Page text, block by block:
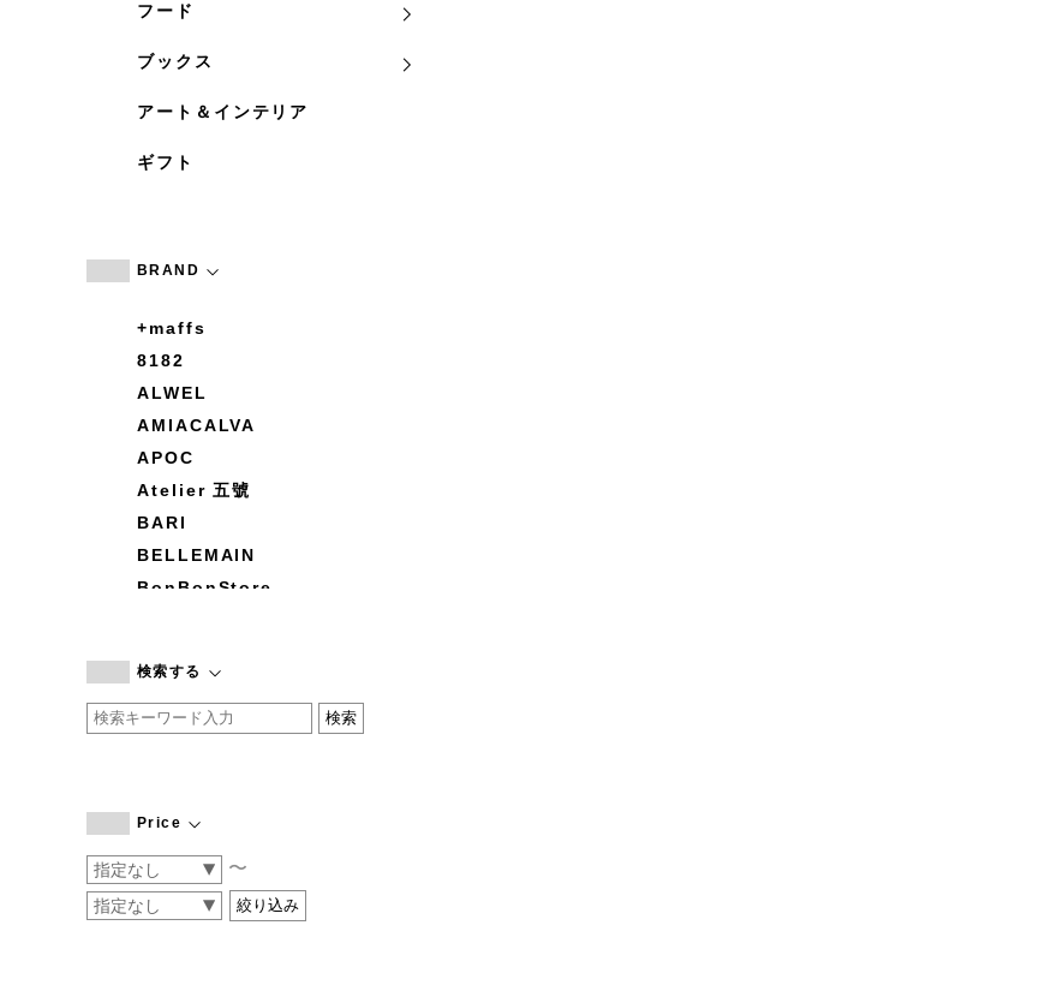
フード
ブックス
アート＆インテリア
ギフト
BRAND
+maffs
8182
ALWEL
AMIACALVA
APOC
Atelier 五號
BARI
BELLEMAIN
BonBonStore
by basics
CATWORTH
COGTHEBIGSMOKE
CONVERSE
DEAN & DELUCA
検索する
Price
〜